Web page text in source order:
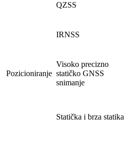
QZSS
IRNSS
Pozicioniranje
Visoko precizno
statičko GNSS
snimanje
Statička i brza statika